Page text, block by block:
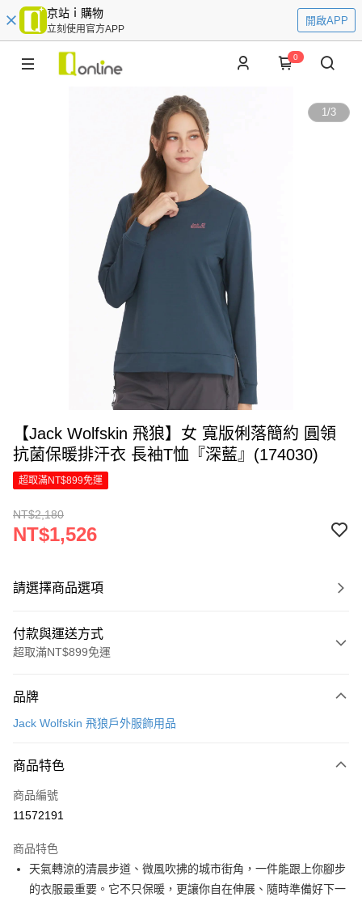
京站ｉ購物
立刻使用官方APP
開啟APP
0
1/3
【Jack Wolfskin 飛狼】女 寬版俐落簡約 圓領
抗菌保暖排汗衣 長袖T恤『深藍』(174030)
超取滿NT$899免運
NT$2,180
NT$1,526
請選擇商品選項
付款與運送方式
超取滿NT$899免運
信用卡一次付款
Apple Pay
街口支付
Google Pay
全盈+PAY
品牌
Jack Wolfskin 飛狼戶外服飾用品
商品特色
商品編號
11572191
商品特色
天氣轉涼的清晨步道、微風吹拂的城市街角，一件能跟上你腳步
的衣服最重要。它不只保暖，更讓你自在伸展、隨時準備好下一